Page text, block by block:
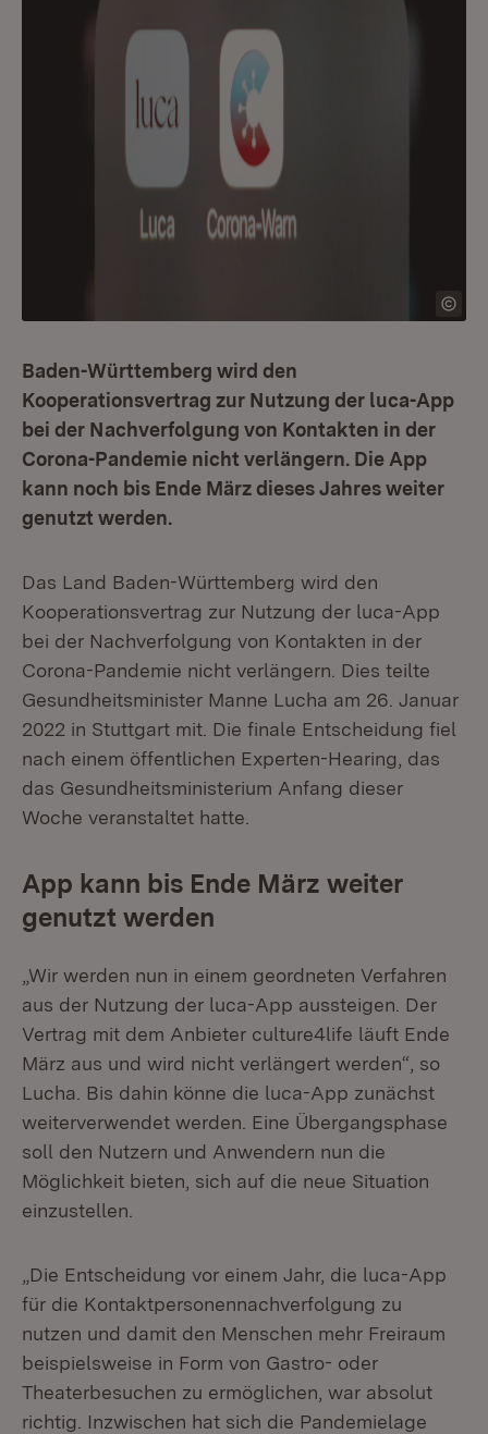
Baden-Württemberg wird den
Kooperationsvertrag zur Nutzung der luca-App
bei der Nachverfolgung von Kontakten in der
Corona-Pandemie nicht verlängern. Die App
kann noch bis Ende März dieses Jahres weiter
genutzt werden.
Das Land Baden-Württemberg wird den
Kooperationsvertrag zur Nutzung der luca-App
bei der Nachverfolgung von Kontakten in der
Corona-Pandemie nicht verlängern. Dies teilte
Gesundheitsminister Manne Lucha am 26. Januar
2022 in Stuttgart mit. Die finale Entscheidung fiel
nach einem öffentlichen Experten-Hearing, das
das Gesundheitsministerium Anfang dieser
Woche veranstaltet hatte.
App kann bis Ende März weiter
genutzt werden
„Wir werden nun in einem geordneten Verfahren
aus der Nutzung der luca-App aussteigen. Der
Vertrag mit dem Anbieter culture4life läuft Ende
März aus und wird nicht verlängert werden“, so
Lucha. Bis dahin könne die luca-App zunächst
weiterverwendet werden. Eine Übergangsphase
soll den Nutzern und Anwendern nun die
Möglichkeit bieten, sich auf die neue Situation
einzustellen.
„Die Entscheidung vor einem Jahr, die luca-App
für die Kontaktpersonennachverfolgung zu
nutzen und damit den Menschen mehr Freiraum
beispielsweise in Form von Gastro- oder
Theaterbesuchen zu ermöglichen, war absolut
richtig. Inzwischen hat sich die Pandemielage